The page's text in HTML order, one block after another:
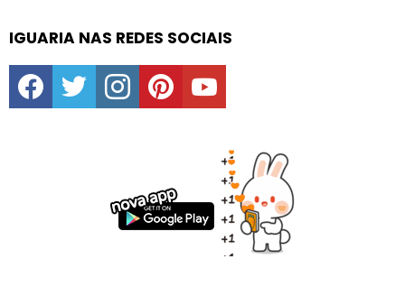
IGUARIA NAS REDES SOCIAIS
facebooktwitter instagrampinterestyoutube